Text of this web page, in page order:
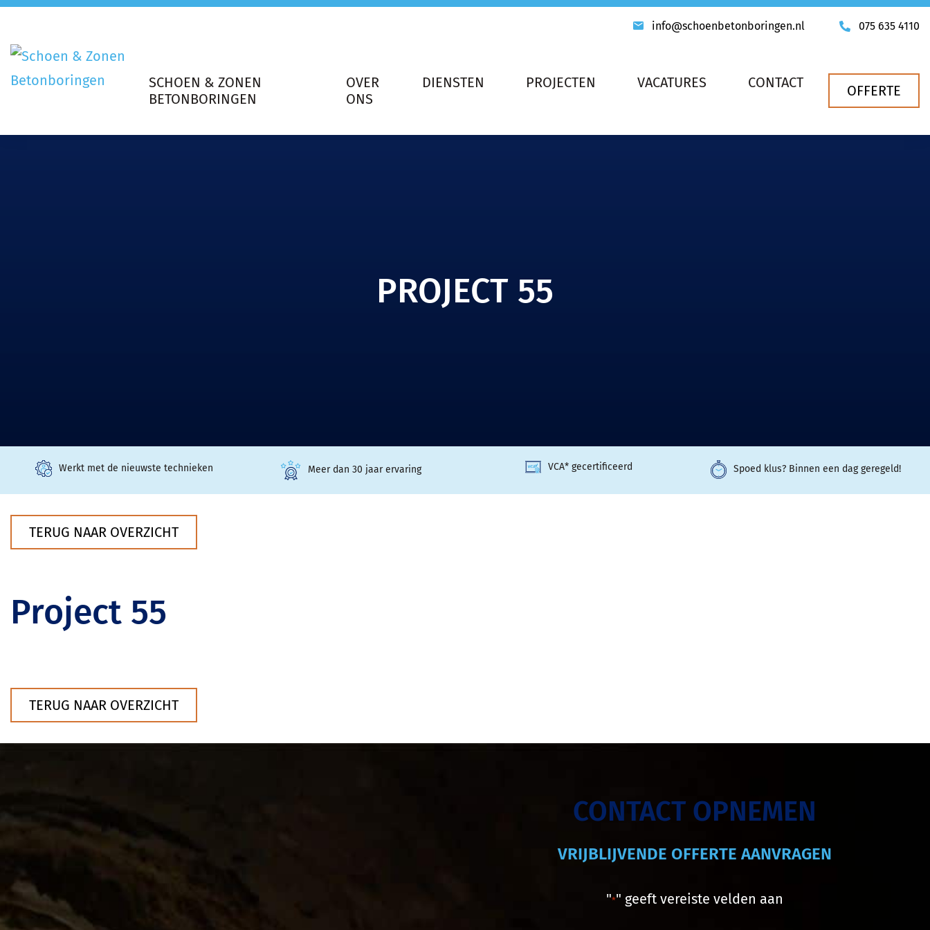
info@schoenbetonboringen.nl 075 635 4110
SCHOEN & ZONEN
BETONBORINGEN
OVER
ONS
DIENSTEN PROJECTEN VACATURES CONTACT OFFERTE
PROJECT 55
Werkt met de nieuwste technieken Meer dan 30 jaar ervaring VCA* gecertificeerd Spoed klus? Binnen een dag geregeld!
TERUG NAAR OVERZICHT
Project 55
TERUG NAAR OVERZICHT
CONTACT OPNEMEN
VRIJBLIJVENDE OFFERTE AANVRAGEN
"*" geeft vereiste velden aan